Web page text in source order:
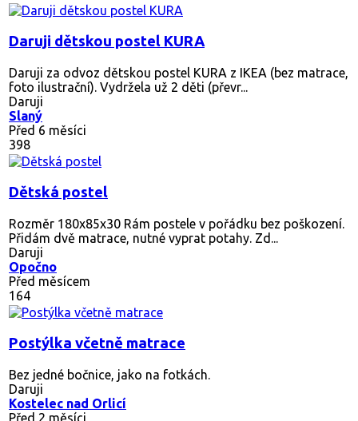
Daruji dětskou postel KURA
Daruji za odvoz dětskou postel KURA z IKEA (bez matrace,
foto ilustrační). Vydržela už 2 děti (převr...
Daruji
Slaný
Před 6 měsíci
398
Dětská postel
Rozměr 180x85x30 Rám postele v pořádku bez poškození.
Přidám dvě matrace, nutné vyprat potahy. Zd...
Daruji
Opočno
Před měsícem
164
Postýlka včetně matrace
Bez jedné bočnice, jako na fotkách.
Daruji
Kostelec nad Orlicí
Před 2 měsíci